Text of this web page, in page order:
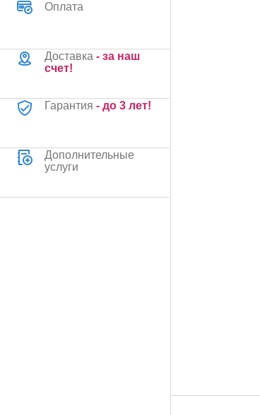
Оплата
Доставка - за наш
счет!
Гарантия - до 3 лет!
Дополнительные
услуги